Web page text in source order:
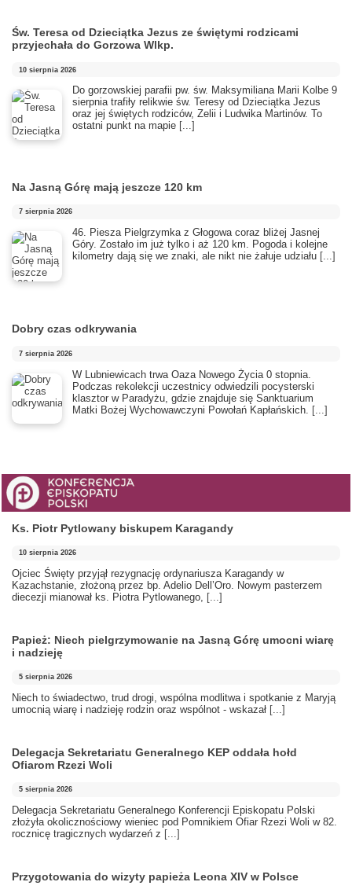
Św. Teresa od Dzieciątka Jezus ze świętymi rodzicami
przyjechała do Gorzowa Wlkp.
10 sierpnia 2026
Do gorzowskiej parafii pw. św. Maksymiliana Marii Kolbe 9
sierpnia trafiły relikwie św. Teresy od Dzieciątka Jezus
oraz jej świętych rodziców, Zelii i Ludwika Martinów. To
ostatni punkt na mapie [...]
Na Jasną Górę mają jeszcze 120 km
7 sierpnia 2026
46. Piesza Pielgrzymka z Głogowa coraz bliżej Jasnej
Góry. Zostało im już tylko i aż 120 km. Pogoda i kolejne
kilometry dają się we znaki, ale nikt nie żałuje udziału [...]
Dobry czas odkrywania
7 sierpnia 2026
​W Lubniewicach trwa Oaza Nowego Życia 0 stopnia.
Podczas rekolekcji uczestnicy odwiedzili pocysterski
klasztor w Paradyżu, gdzie znajduje się Sanktuarium
Matki Bożej Wychowawczyni Powołań Kapłańskich. [...]
Ks. Piotr Pytlowany biskupem Karagandy
10 sierpnia 2026
Ojciec Święty przyjął rezygnację ordynariusza Karagandy w
Kazachstanie, złożoną przez bp. Adelio Dell’Oro. Nowym pasterzem
diecezji mianował ks. Piotra Pytlowanego, [...]
Papież: Niech pielgrzymowanie na Jasną Górę umocni wiarę
i nadzieję
5 sierpnia 2026
Niech to świadectwo, trud drogi, wspólna modlitwa i spotkanie z Maryją
umocnią wiarę i nadzieję rodzin oraz wspólnot - wskazał [...]
Delegacja Sekretariatu Generalnego KEP oddała hołd
Ofiarom Rzezi Woli
5 sierpnia 2026
Delegacja Sekretariatu Generalnego Konferencji Episkopatu Polski
złożyła okolicznościowy wieniec pod Pomnikiem Ofiar Rzezi Woli w 82.
rocznicę tragicznych wydarzeń z [...]
Przygotowania do wizyty papieża Leona XIV w Polsce